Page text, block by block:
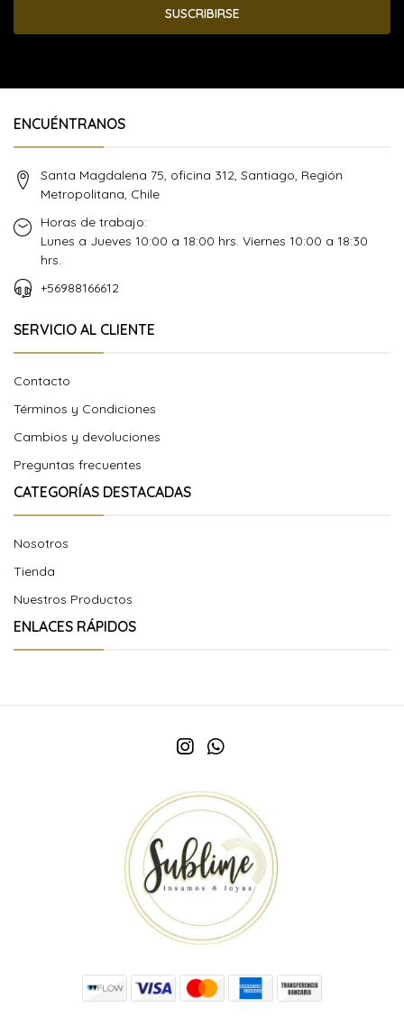
SUSCRIBIRSE
ENCUÉNTRANOS
Santa Magdalena 75, oficina 312, Santiago, Región
Metropolitana, Chile
Horas de trabajo:
Lunes a Jueves 10:00 a 18:00 hrs. Viernes 10:00 a 18:30
hrs.
+56988166612
SERVICIO AL CLIENTE
Contacto
Términos y Condiciones
Cambios y devoluciones
Preguntas frecuentes
CATEGORÍAS DESTACADAS
Nosotros
Tienda
Nuestros Productos
ENLACES RÁPIDOS